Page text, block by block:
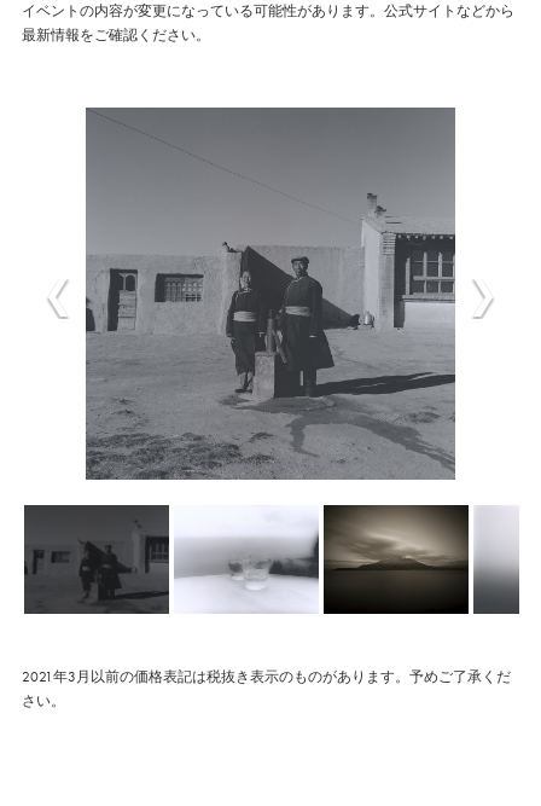
イベントの内容が変更になっている可能性があります。公式サイトなどから
最新情報をご確認ください。
2021年3月以前の価格表記は税抜き表示のものがあります。予めご了承くだ
さい。